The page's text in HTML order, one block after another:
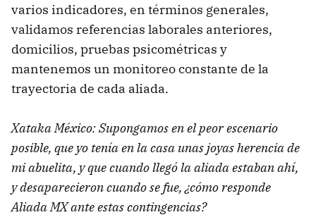
varios indicadores, en términos generales,
validamos referencias laborales anteriores,
domicilios, pruebas psicométricas y
mantenemos un monitoreo constante de la
trayectoria de cada aliada.
Xataka México: Supongamos en el peor escenario
posible, que yo tenía en la casa unas joyas herencia de
mi abuelita, y que cuando llegó la aliada estaban ahí,
y desaparecieron cuando se fue, ¿cómo responde
Aliada MX ante estas contingencias?